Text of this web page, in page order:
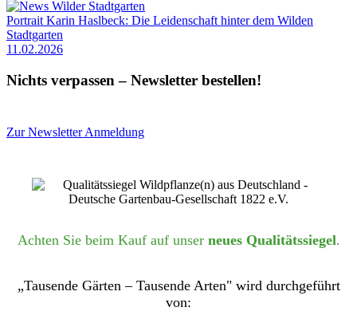
Portrait Karin Haslbeck: Die Leidenschaft hinter dem Wilden
Stadtgarten
11.02.2026
Nichts verpassen – Newsletter bestellen!
Zur Newsletter Anmeldung
Achten Sie beim Kauf auf unser neues Qualitätssiegel.
„Tausende Gärten – Tausende Arten" wird durchgeführt
von: